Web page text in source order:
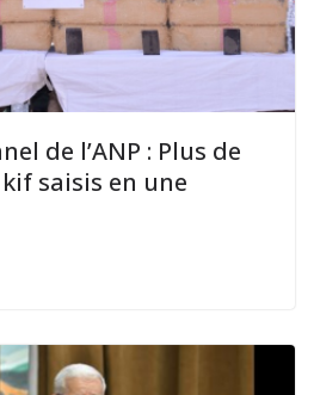
de l’ANP : Plus de
saisis en une